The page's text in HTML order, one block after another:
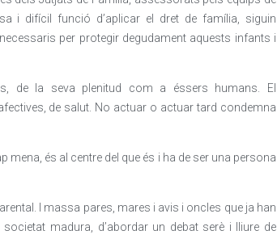
i difícil funció d’aplicar el dret de família, siguin
per protegir degudament aquests infants i
de la seva plenitud com a éssers humans. El
de salut. No actuar o actuar tard condemna
és al centre del que és i ha de ser una persona
I massa pares, mares i avis i oncles que ja han
madura, d’abordar un debat serè i lliure de